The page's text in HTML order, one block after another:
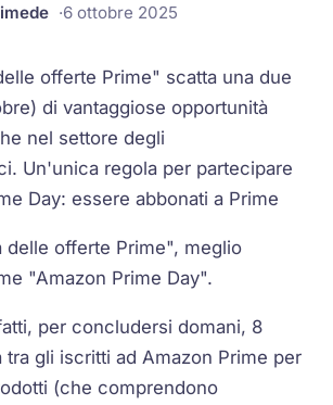
6 ottobre 2025
offerte Prime" scatta una due
di vantaggiose opportunità
nel settore degli
Un'unica regola per partecipare
Day: essere abbonati a Prime
delle offerte Prime", meglio
"Amazon Prime Day".
per concludersi domani, 8
tra gli iscritti ad Amazon Prime per
(che comprendono